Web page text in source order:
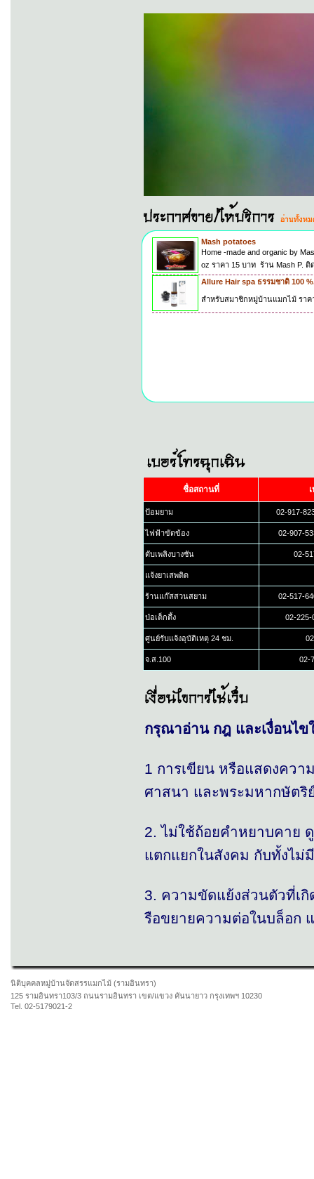
Mash potatoes
Home -made and organic by
oz ราคา 15 บาท ร้าน Mash P. ติ
Allure Hair spa ธรรมชาติ 100
สำหรับสมาชิกหมู่บ้านแมกไม้ ราค
ชื่อสถานที่
ป้อมยาม 02-917-
ไฟฟ้าขัดข้อง 02-907-
ดับเพลิงบางชัน 02-
แจ้งยาเสพติด
ร้านแก๊สสวนสยาม 02-517-
ป่อเต็กตึ้ง 02-225-
ศูนย์รับแจ้งอุบัติเหตุ 24 ชม.
จ.ส.100 02-
กรุณาอ่าน กฎ และเงื่อนไข
1 การเขียน หรือแสดงคว
ศาสนา และพระมหากษัต
2. ไม่ใช้ถ้อยคำหยาบคาย
แตกแยกในสังคม กับทั้งไม่
3. ความขัดแย้งส่วนตัวที่เกิ
รือขยายความต่อในบล็อก
นิติบุคคลหมู่บ้านจัดสรรแมกไม้ (รามอินทรา)
125 รามอินทรา103/3 ถนนรามอินทรา เขต/แขวง คันนายาว กรุงเทพฯ 10230
Tel. 02-5179021-2